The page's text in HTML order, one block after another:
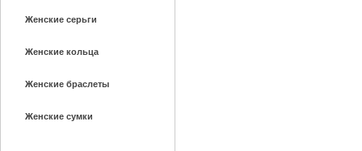
Женские серьги
Женские кольца
Женские браслеты
Женские сумки